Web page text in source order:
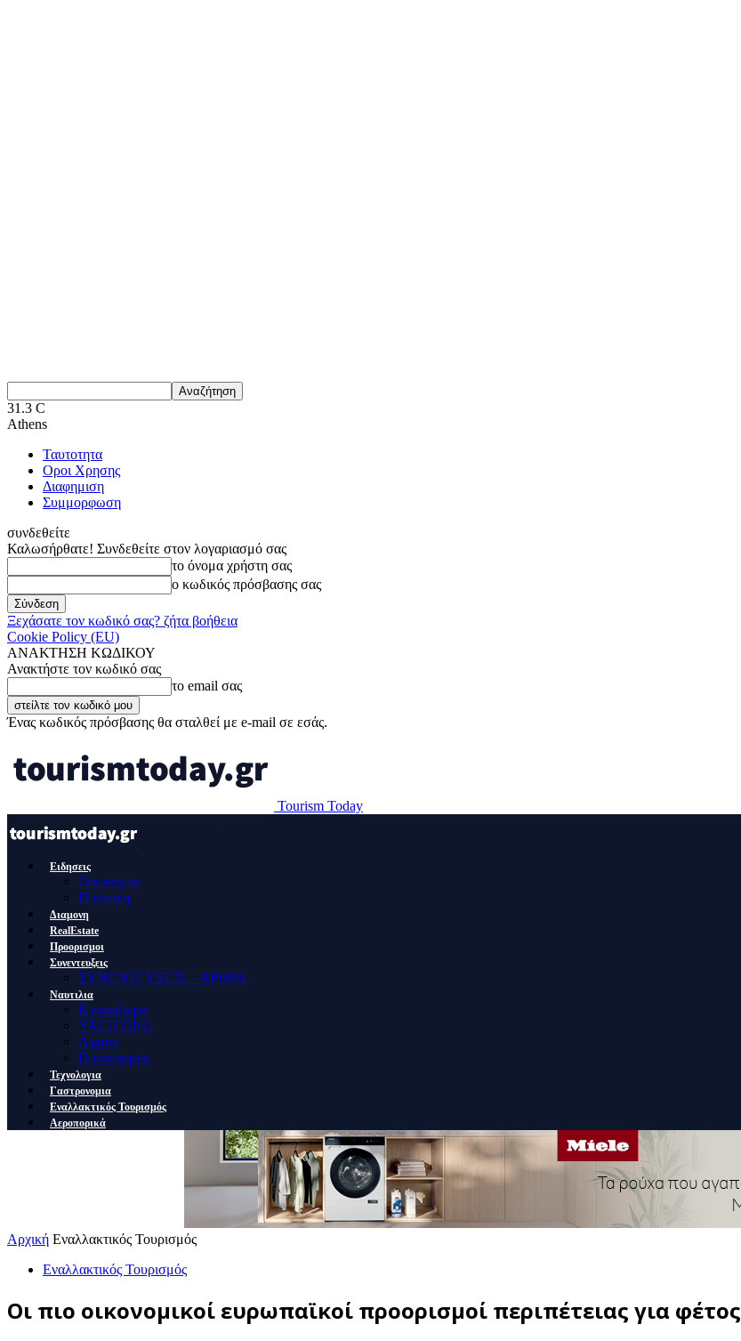
31.3 C
Athens
Ταυτοτητα
Οροι Χρησης
Διαφημιση
Συμμορφωση
συνδεθείτε
Καλωσήρθατε! Συνδεθείτε στον λογαριασμό σας
το όνομα χρήστη σας
ο κωδικός πρόσβασης σας
Ξεχάσατε τον κωδικό σας? ζήτα βοήθεια
Cookie Policy (EU)
ΑΝΑΚΤΗΣΗ ΚΩΔΙΚΟΥ
Ανακτήστε τον κωδικό σας
το email σας
Ένας κωδικός πρόσβασης θα σταλθεί με e-mail σε εσάς.
Tourism Today
Ειδησεις
Οικονομια
Πολιτικη
Διαμονη
RealEstate
Προορισμοι
Συνεντευξεις
ΣΥΝΕΝΤΕΥΞΕΙΣ – ΑΡΘΡΑ
Ναυτιλια
Κρουαζιερα
YACHTING
Λιμανι
Ποντοπορος
Τεχνολογια
Γαστρονομια
Εναλλακτικός Τουρισμός
Αεροπορικά
Αρχική Εναλλακτικός Τουρισμός
Εναλλακτικός Τουρισμός
Οι πιο οικονομικοί ευρωπαϊκοί προορισμοί περιπέτειας για φέτος